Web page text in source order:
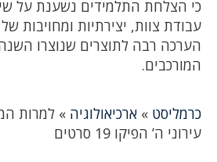
כי הצלחת התלמידים נשענת על
עבודת צוות, יצירתיות ומחויבות
הערכה רבה לתוצרים שנוצרו
המורכבים.
כרמליסט » ארכיאולוגיה »
עירוני ה’ הפיקו 19 סרטים